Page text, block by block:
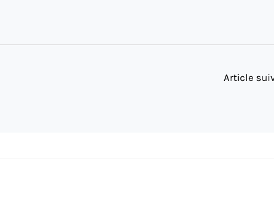
Article